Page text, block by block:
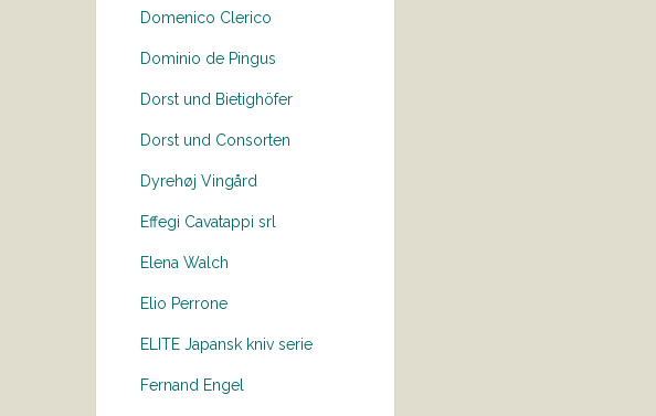
Domenico Clerico
Dominio de Pingus
Dorst und Bietighöfer
Dorst und Consorten
Dyrehøj Vingård
Effegi Cavatappi srl
Elena Walch
Elio Perrone
ELITE Japansk kniv serie
Fernand Engel